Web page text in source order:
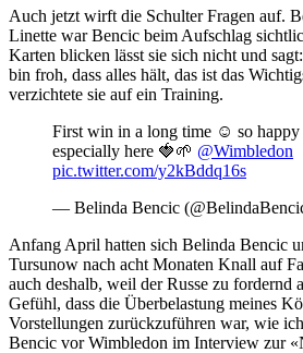
Auch jetzt wirft die Schulter Fragen auf.
Linette war Bencic beim Aufschlag
Karten blicken lässt sie sich nicht und
bin froh, dass alles hält, das ist das
verzichtete sie auf ein Training.
First win in a long time ☺️ so happy
especially here 🍓🌱 @Wimbledon
pic.twitter.com/y2kBddq16s
— Belinda Bencic
Anfang April hatten sich Belinda Bencic
Tursunow nach acht Monaten Knall auf
auch deshalb, weil der Russe zu fordernd
Gefühl, dass die Überbelastung meines
Vorstellungen zurückzuführen war, wie
Bencic vor Wimbledon im Interview zur